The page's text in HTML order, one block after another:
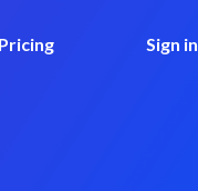
Sign in